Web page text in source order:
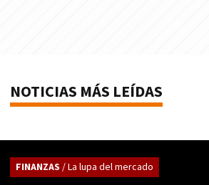
NOTICIAS MÁS LEÍDAS
FINANZAS / La lupa del mercado